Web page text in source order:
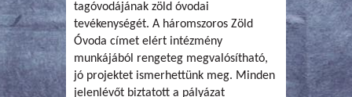
tagóvodájának zöld óvodai
tevékenységét. A háromszoros Zöld
Óvoda címet elért intézmény
munkájából rengeteg megvalósítható,
jó projektet ismerhettünk meg. Minden
jelenlévőt biztatott a pályázat